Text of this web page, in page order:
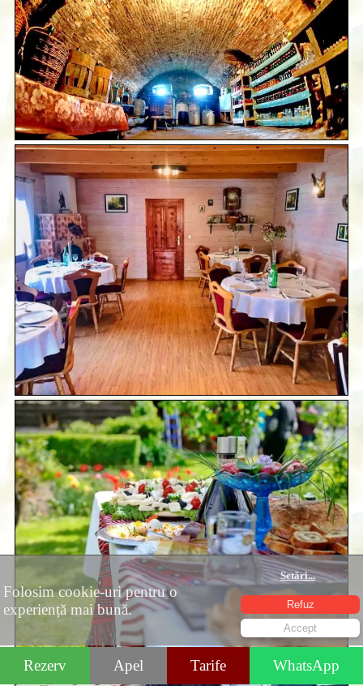
Rezerv Apel Tarife WhatsApp
Folosim cookie-uri pentru o
experiență mai bună.
Setări...
Refuz
Accept